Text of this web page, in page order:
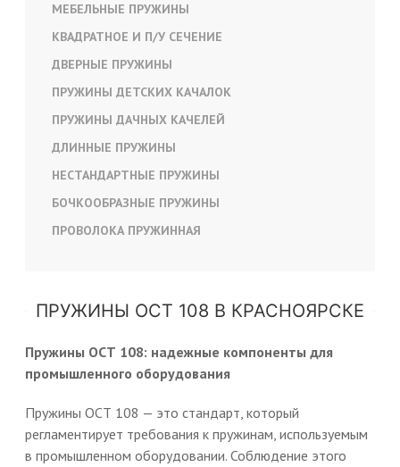
МЕБЕЛЬНЫЕ ПРУЖИНЫ
КВАДРАТНОЕ И П/У СЕЧЕНИЕ
ДВЕРНЫЕ ПРУЖИНЫ
ПРУЖИНЫ ДЕТСКИХ КАЧАЛОК
ПРУЖИНЫ ДАЧНЫХ КАЧЕЛЕЙ
ДЛИННЫЕ ПРУЖИНЫ
НЕСТАНДАРТНЫЕ ПРУЖИНЫ
БОЧКООБРАЗНЫЕ ПРУЖИНЫ
ПРОВОЛОКА ПРУЖИННАЯ
ПРУЖИНЫ ОСТ 108 В КРАСНОЯРСКЕ
Пружины ОСТ 108: надежные компоненты для
промышленного оборудования
Пружины ОСТ 108 — это стандарт, который
регламентирует требования к пружинам, используемым
в промышленном оборудовании. Соблюдение этого